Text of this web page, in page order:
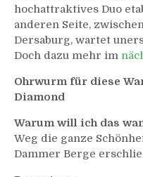
hochattraktives Duo
anderen Seite,
Dersaburg, wartet
Doch dazu mehr im
Ohrwurm für diese
Diamond
Warum will ich das
Weg die ganze
Dammer Berge